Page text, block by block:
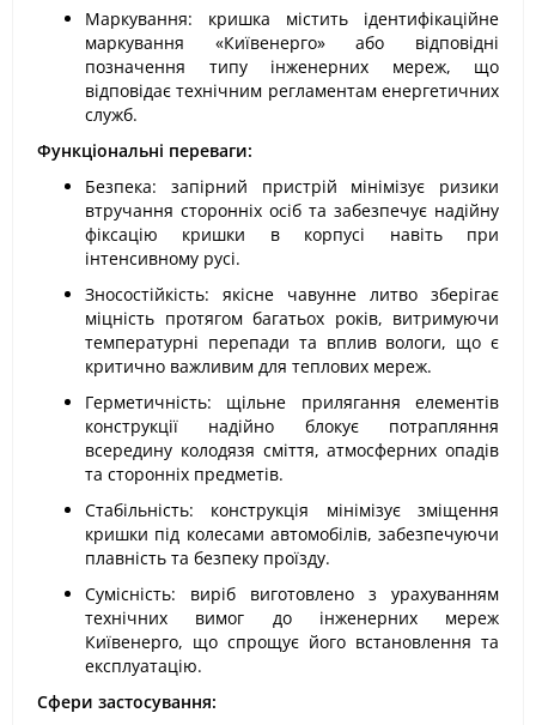
Маркування: кришка містить ідентифікаційне
маркування «Київенерго» або відповідні
позначення типу інженерних мереж, що
відповідає технічним регламентам енергетичних
служб.
Функціональні переваги:
Безпека: запірний пристрій мінімізує ризики
втручання сторонніх осіб та забезпечує надійну
фіксацію кришки в корпусі навіть при
інтенсивному русі.
Зносостійкість: якісне чавунне литво зберігає
міцність протягом багатьох років, витримуючи
температурні перепади та вплив вологи, що є
критично важливим для теплових мереж.
Герметичність: щільне прилягання елементів
конструкції надійно блокує потрапляння
всередину колодязя сміття, атмосферних опадів
та сторонніх предметів.
Стабільність: конструкція мінімізує зміщення
кришки під колесами автомобілів, забезпечуючи
плавність та безпеку проїзду.
Сумісність: виріб виготовлено з урахуванням
технічних вимог до інженерних мереж
Київенерго, що спрощує його встановлення та
експлуатацію.
Сфери застосування: